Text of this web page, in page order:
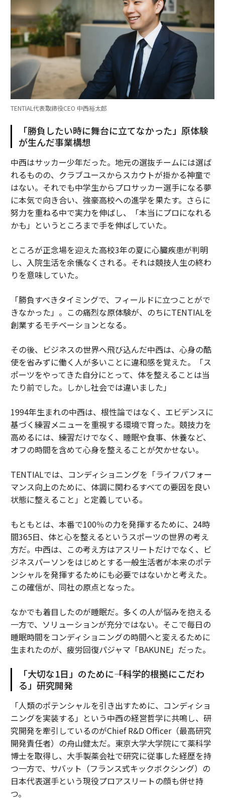
TENTIAL代表取締役CEO 中西裕太郎
「勝負したい時に舞台に立てなかった」原体験
が生んだ事業構想
中西はサッカー少年だった。地元の選抜チームには選ば
れるものの、クラブユースからスカウトが掛かる神童で
はない。それでも中学生からプロサッカー選手になる夢
に本気で向き合い、強豪高校への進学を果たす。さらに
努力を重ねる中で実力を伸ばし、「本当にプロになれる
かも」というところまで手を伸ばしていた。
ところが正念場を迎えた高校3年の夏に心臓疾患が判明
し、入院生活を余儀なくされる。それは競技人生の終わ
りを意味していた。
「勝負すべきタイミングで、フィールドに立つことがで
きなかった」。この痛烈な原体験が、のちにTENTIALを
創業するモチベーションとなる。
その後、ビジネスの世界へ飛び込んだ中西は、心身の酷
使を省みずに働く人が多いことに違和感を覚えた。「ス
ポーツをやってきた自分にとって、体を整えることは当
たり前でした。しかし社会では違いました」
1994年生まれの中西は、根性論ではなく、エビデンスに
基づく練習メニューを重視する環境で育った。競技力を
高めるには、練習だけでなく、睡眠や食事、休養など、
オフの時間を含めて心身を整えることが欠かせない。
TENTIALでは、コンディショニングを「ライフパフォー
マンス向上のために、体調に関わるすべての要因を良い
状態に整えること」と定義している。
もともとは、本番で100％の力を発揮するために、24時
間365日、体と心を整えるというスポーツの世界の考え
方だ。中西は、この考え方はアスリートだけでなく、ビ
ジネスパーソンをはじめとする一般生活者が本来のポテ
ンシャルを発揮するためにも必要ではないかと考えた。
この確信が、同社の原点となった。
なかでも着目したのが睡眠だ。多くの人が悩みを抱える
一方で、ソリューションが充分ではない。そこで毎日の
睡眠時間をコンディショニングの時間へと変えるために
生まれたのが、疲労回復パジャマ「BAKUNE」だった。
「大切な1日」のために――「科学的根拠にこだわ
る」研究開発
「人類のポテンシャルを引き出すために、コンディショ
ニングを実装する」という中西の経営哲学に共鳴し、研
究開発を牽引しているのがChief R&D Officer（最高研究
開発責任者）の舟山健太だ。東京大学大学院にて薬科学
博士を取得し、大手製薬会社で研究に従事した経歴を持
つ一方で、サバット（フランス式キックボクシング）の
日本代表選手という現役プロアスリートの顔も併せ持
つ。